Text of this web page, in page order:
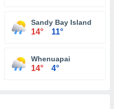
Sandy Bay Island
14° 11°
Whenuapai
14° 4°